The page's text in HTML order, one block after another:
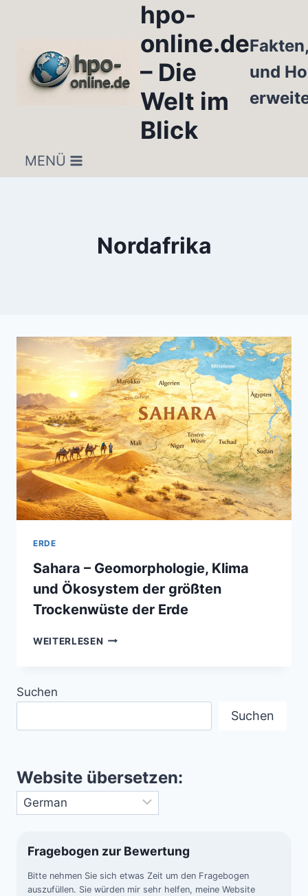
hpo-
online.de
– Die
Welt im
Blick
und
MENÜ
Nordafrika
ERDE
Sahara – Geomorphologie, Klima
und Ökosystem der größten
Trockenwüste der Erde
WEITERLESEN SAHARA
RDE
Suchen
Suchen
Website übersetzen:
Fragebogen zur Bewertung
Bitte nehmen Sie sich etwas Zeit um den Fragebogen
auszufüllen. Sie würden mir sehr helfen, meine Website